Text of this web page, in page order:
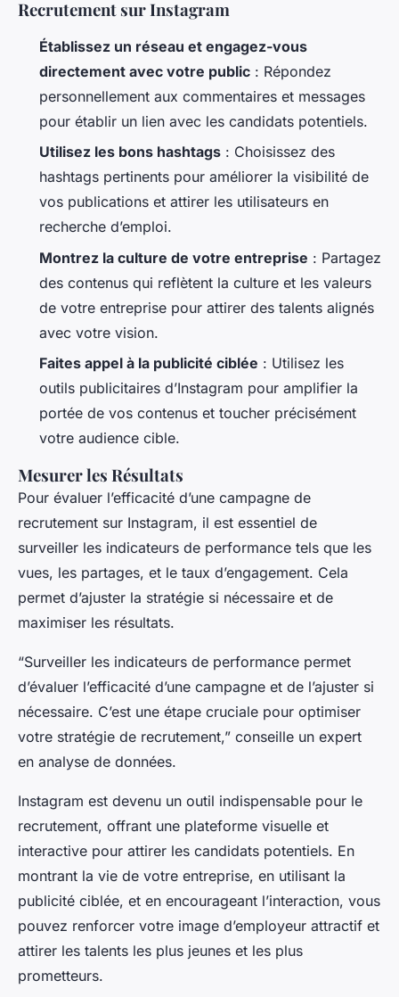
Recrutement sur Instagram
Établissez un réseau et engagez-vous
directement avec votre public : Répondez
personnellement aux commentaires et messages
pour établir un lien avec les candidats potentiels.
Utilisez les bons hashtags : Choisissez des
hashtags pertinents pour améliorer la visibilité de
vos publications et attirer les utilisateurs en
recherche d’emploi.
Montrez la culture de votre entreprise : Partagez
des contenus qui reflètent la culture et les valeurs
de votre entreprise pour attirer des talents alignés
avec votre vision.
Faites appel à la publicité ciblée : Utilisez les
outils publicitaires d’Instagram pour amplifier la
portée de vos contenus et toucher précisément
votre audience cible.
Mesurer les Résultats
Pour évaluer l’efficacité d’une campagne de
recrutement sur Instagram, il est essentiel de
surveiller les indicateurs de performance tels que les
vues, les partages, et le taux d’engagement. Cela
permet d’ajuster la stratégie si nécessaire et de
maximiser les résultats.
“Surveiller les indicateurs de performance permet
d’évaluer l’efficacité d’une campagne et de l’ajuster si
nécessaire. C’est une étape cruciale pour optimiser
votre stratégie de recrutement,” conseille un expert
en analyse de données.
Instagram est devenu un outil indispensable pour le
recrutement, offrant une plateforme visuelle et
interactive pour attirer les candidats potentiels. En
montrant la vie de votre entreprise, en utilisant la
publicité ciblée, et en encourageant l’interaction, vous
pouvez renforcer votre image d’employeur attractif et
attirer les talents les plus jeunes et les plus
prometteurs.